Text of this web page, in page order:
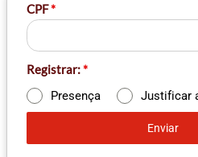
CPF*
Registrar:*
Presença
Justificar
Enviar